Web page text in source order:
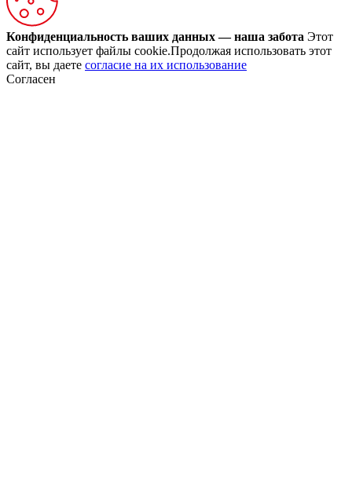
Конфиденциальность ваших данных — наша забота Этот
сайт использует файлы cookie.Продолжая использовать этот
сайт, вы даете согласие на их использование
Согласен